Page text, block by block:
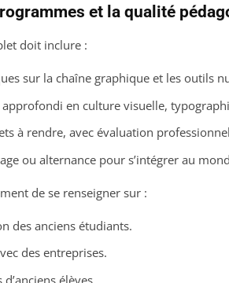
et la qualité
doit inclure :
sur la chaîne graphique et les outils
en culture visuelle,
à rendre, avec évaluation
ou alternance pour s’intégrer au
de se renseigner sur :
des anciens étudiants.
des entreprises.
élèves.